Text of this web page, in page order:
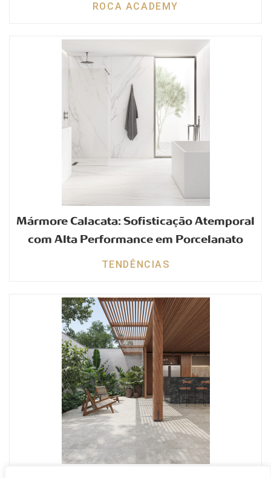
ROCA ACADEMY
Mármore Calacata: Sofisticação Atemporal
com Alta Performance em Porcelanato
TENDÊNCIAS